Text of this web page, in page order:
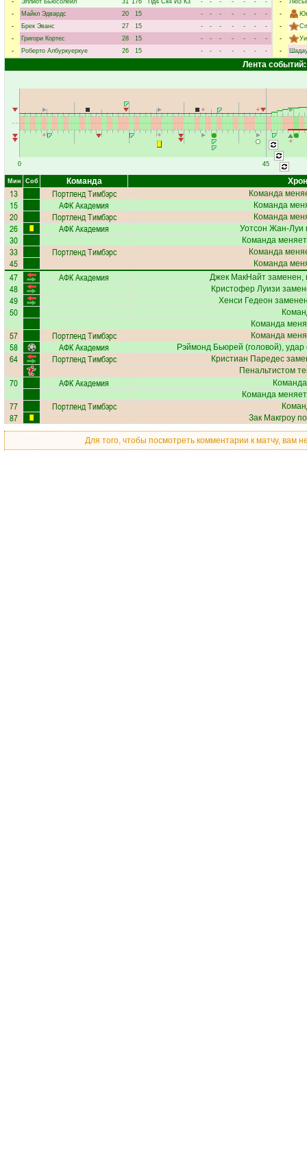
-
Эллиот Бьюсолейл 31 176 Пд4 Ск4 И3 К3 - - - - - -
-
-
Майкл Эдвардс 20 15 - - - - - -
-
-
Брек Эванс 27 15 - - - - - -
-
-
Григори Кортес 28 15 - - - - - -
-
-
Роберто Албуркуеркуе 26 15 - - - - - - -
-
-
-
-
-
Лента событий:
0 45
Мин Соб Команда
13 Портленд Тимбэрс Команда
15 АФК Академия Команда
20 Портленд Тимбэрс Команда
26 АФК Академия Уотсон Жан-Луи
30 Команда
33 Портленд Тимбэрс Команда
45 Команда
47 АФК Академия Джек МакНайтзаменен,
48 Кристофер Луизи
49 Хенси Гедеон
50
Команда
57 Портленд Тимбэрс Команда
58 АФК Академия Рэймонд Бьюрей (головой),
64 Портленд Тимбэрс Кристиан Паредес
Пенальтистом
70 АФК Академия
Команда
77 Портленд Тимбэрс
87 Зак Макгроу
Для того, чтобы посмотреть комментарии к матчу, вам